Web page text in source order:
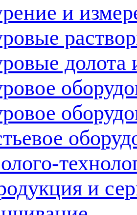
и
долота
и